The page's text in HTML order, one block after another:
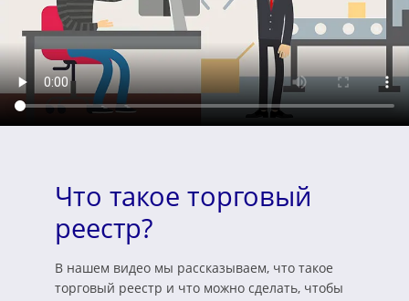
Что такое торговый
реестр?
В нашем видео мы рассказываем, что такое
торговый реестр и что можно сделать, чтобы